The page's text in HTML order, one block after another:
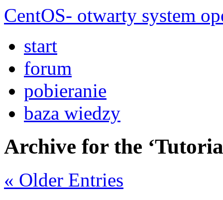
CentOS- otwarty system
start
forum
pobieranie
baza wiedzy
Archive for the
« Older Entries